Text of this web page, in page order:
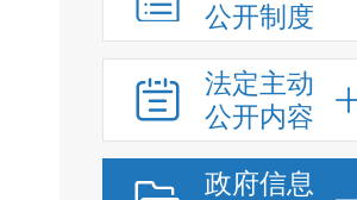
公开制度
法定主动
公开内容
政府信息